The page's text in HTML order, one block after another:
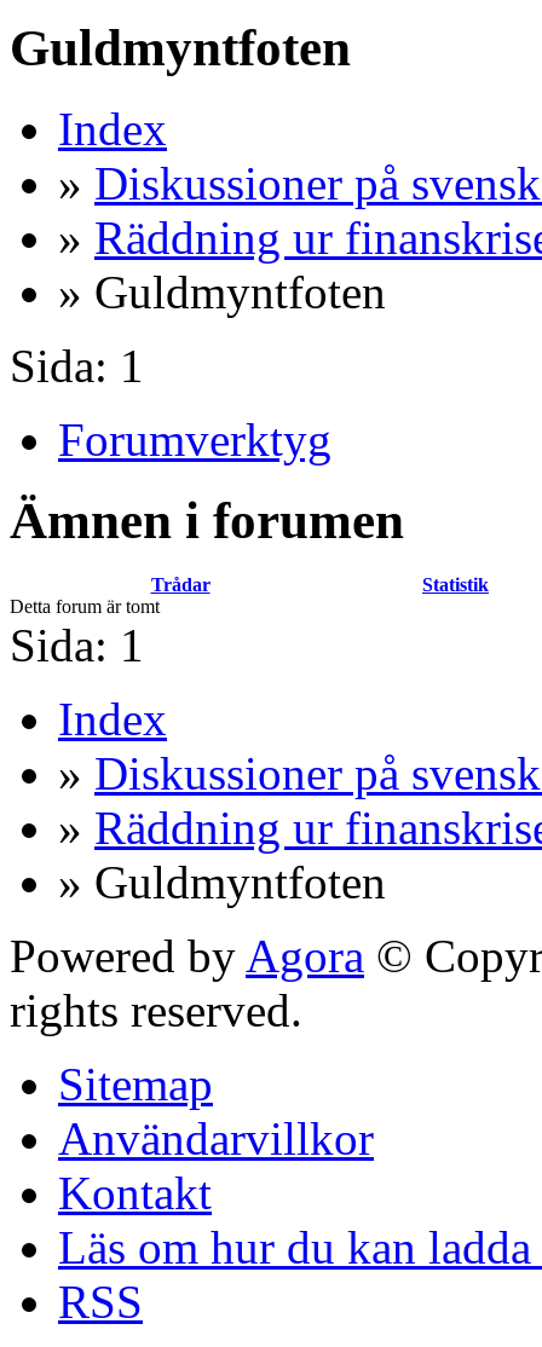
Guldmyntfoten
Index
» Diskussioner på
» Räddning ur
» Guldmyntfoten
Sida: 1
Forumverktyg
Ämnen i forumen
Trådar
Statistik
Detta forum är tomt
Sida: 1
Index
» Diskussioner på
» Räddning ur
» Guldmyntfoten
Powered by Agora ©
rights reserved.
Sitemap
Användarvillkor
Kontakt
Läs om hur du kan
RSS